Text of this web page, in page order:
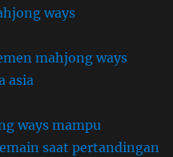
ways
mahjong ways
asia
ways mampu
saat pertandingan